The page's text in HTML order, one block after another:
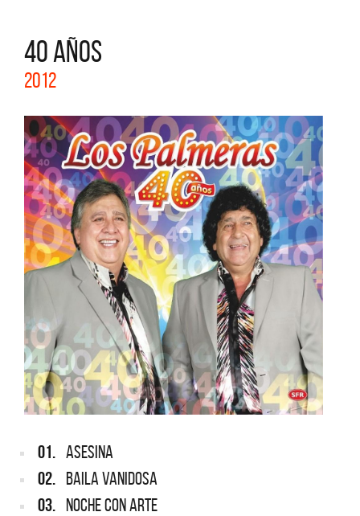
40 AÑOS
2012
01. ASESINA
02. BAILA VANIDOSA
03. NOCHE CON ARTE